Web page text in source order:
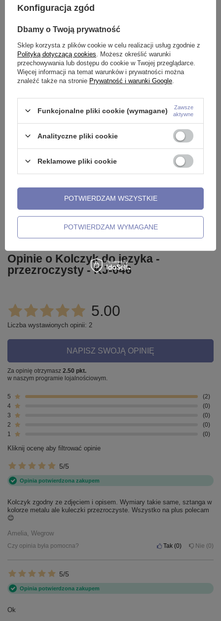
Tytanowy pręcik typu labret -
gwint wewnętrzny - złoty -
Labret srebrny z białą cyrkonią
- LGW-001
7,99 zł
Potrzebujesz pomocy? Masz pytania?
Zadaj pytanie a my odpowiemy
niezwłocznie, najciekawsze
ZADAJ PYTANIE
Opinie o Kolczyk do języka -
przezroczysty - KJ-046
5.00
Liczba wystawionych opinii: 2
NAPISZ SWOJĄ OPINIĘ
Za opinię otrzymasz 2.50 pkt.
w naszym programie lojalnościowym.
5
2
4
0
3
0
2
0
1
0
Kliknij ocenę aby filtrować opinie
5/5
Opinia potwierdzona zakupem
Kolczyk zgodny ze zdjęciem i opisem. Wymiary takie same, sztanga w
kolorze metalu ale kuleczki przezroczyste. Wszystko na plus polecam
😊
Amelia, Wegrow
Czy opinia była pomocna? Tak 0 Nie 0
5/5
Opinia potwierdzona zakupem
Ok
Konfiguracja zgód
Dbamy o Twoją prywatność
Sklep korzysta z plików cookie w celu realizacji usług zgodnie z
Polityką dotyczącą cookies . Możesz określić warunki
przechowywania lub dostępu do cookie w Twojej przeglądarce.
Więcej informacji na temat warunków i prywatności można
znaleźć także na stronie Prywatność i warunki Google
Funkcjonalne pliki cookie (wymagane)
Zawsze
aktywne
Analityczne pliki cookie
Reklamowe pliki cookie
POTWIERDZAM WYMAGANE
POTWIERDZAM WSZYSTKIE